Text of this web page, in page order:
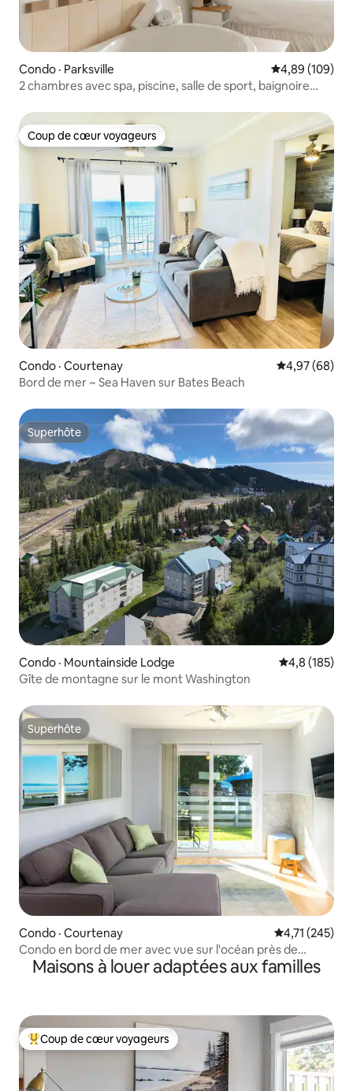
Condo · Parksville Note
4,89 (109)
2 chambres avec spa, piscine, salle de sport, baignoire
Coup de cœur voyageurs
Coup de cœur voyageurs
Condo · Courtenay Note
4,97 (68)
Bord de mer ~ Sea Haven sur Bates Beach
Superhôte
Superhôte
Condo · Mountainside Lodge Note
4,8 (185)
Gîte de montagne sur le mont Washington
Superhôte
Superhôte
Condo · Courtenay Note
4,71 (245)
Condo en bord de mer avec vue sur l'océan près de
Mount Washington
Maisons à louer adaptées aux familles
Coup de cœur voyageurs parmi les plus aimés
Coup de cœur voyageurs